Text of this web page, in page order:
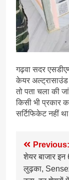
गढ़वा सदर
केयर
तो पता चला की
किसी भी प्रकार
सर्टिफिकेट नहीं
Post
Previous:
शेयर बाजार इन
लुढ़का,